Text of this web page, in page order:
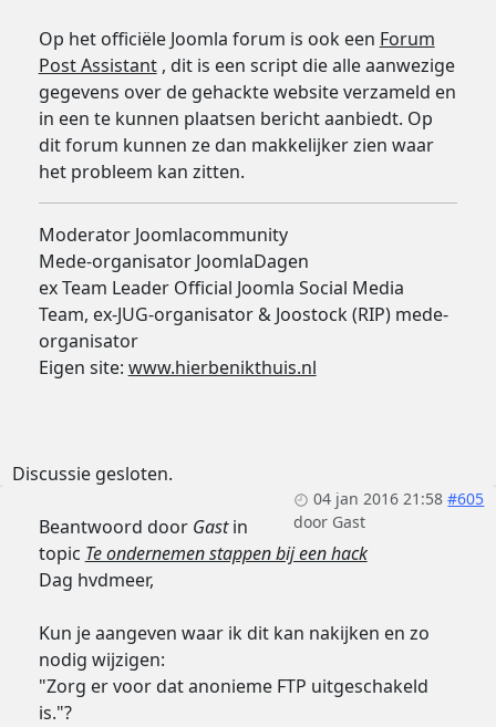
Op het officiële Joomla forum is ook een Forum
Post Assistant, dit is een script die alle aanwezige
gegevens over de gehackte website verzameld en
in een te kunnen plaatsen bericht aanbiedt. Op
dit forum kunnen ze dan makkelijker zien waar
het probleem kan zitten.
Moderator Joomlacommunity
Mede-organisator JoomlaDagen
ex Team Leader Official Joomla Social Media
Team, ex-JUG-organisator & Joostock (RIP) mede-
organisator
Eigen site: www.hierbenikthuis.nl
Discussie gesloten.
04 jan 2016 21:58 #605
door Gast
Beantwoord door Gastin
topic Te ondernemen stappen bij een hack
Dag hvdmeer,
Kun je aangeven waar ik dit kan nakijken en zo
nodig wijzigen:
"Zorg er voor dat anonieme FTP uitgeschakeld
is."?